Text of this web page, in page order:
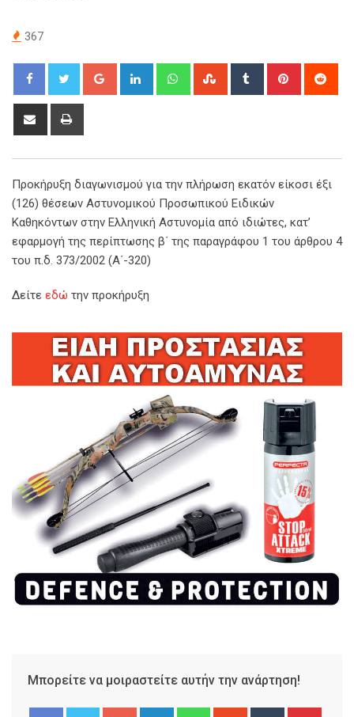
367
Google+ LinkedIn WhatsappStumbleUpon
Tumblr Pinterest
Share
Προκήρυξη διαγωνισμού για την πλήρωση εκατόν είκοσι έξι
(126) θέσεων Αστυνομικού Προσωπικού Ειδικών
Καθηκόντων στην Ελληνική Αστυνομία από ιδιώτες, κατ’
εφαρμογή της περίπτωσης β΄ της παραγράφου 1 του άρθρου 4
του π.δ. 373/2002 (Α΄-320)
Δείτε εδώ την προκήρυξη
Μπορείτε να μοιραστείτε αυτήν την ανάρτηση!